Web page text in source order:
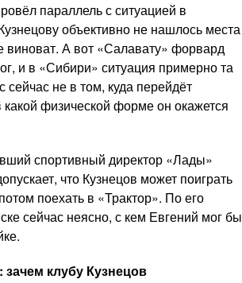
параллель с ситуацией в
объективно не нашлось места
виноват. А вот «Салавату» форвард
и в «Сибири» ситуация примерно та
не в том, куда перейдёт
физической форме он окажется
спортивный директор «Лады»
что Кузнецов может поиграть
поехать в «Трактор». По его
сейчас неясно, с кем Евгений мог бы
клубу Кузнецов